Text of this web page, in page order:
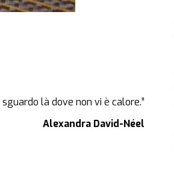
là dove non vi è calore.”
Alexandra David-Néel